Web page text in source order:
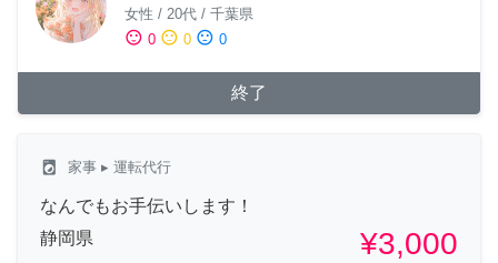
女性 / 20代 / 千葉県
sentiment_satisfied 0 sentiment_neutral 0 sentiment_dissatisfied 0
終了
local_laundry_service 家事 ▸ 運転代行
なんでもお手伝いします！
静岡県
¥3,000